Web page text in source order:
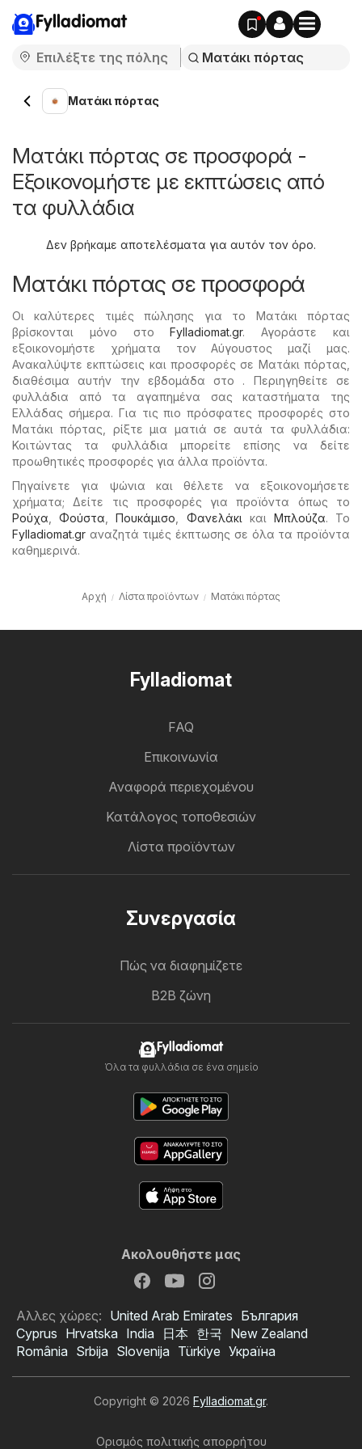
Fylladiomat
Ματάκι πόρτας
Ματάκι πόρτας σε προσφορά -
Εξοικονομήστε με εκπτώσεις από
τα φυλλάδια
Δεν βρήκαμε αποτελέσματα για αυτόν τον όρο.
Ματάκι πόρτας σε προσφορά
Οι καλύτερες τιμές πώλησης για το Ματάκι πόρτας
βρίσκονται μόνο στοFylladiomat.gr. Αγοράστε και
εξοικονομήστε χρήματα τον Αύγουστος μαζί μας.
Ανακαλύψτε εκπτώσεις και προσφορές σε Ματάκι πόρτας,
διαθέσιμα αυτήν την εβδομάδα στο . Περιηγηθείτε σε
φυλλάδια από τα αγαπημένα σας καταστήματα της
Ελλάδας σήμερα. Για τις πιο πρόσφατες προσφορές στο
Ματάκι πόρτας, ρίξτε μια ματιά σε αυτά τα φυλλάδια:
Κοιτώντας τα φυλλάδια μπορείτε επίσης να δείτε
προωθητικές προσφορές για άλλα προϊόντα.
Πηγαίνετε για ψώνια και θέλετε να εξοικονομήσετε
χρήματα; Δείτε τις προσφορές για προϊόντα όπως το
Ρούχα ,Φούστα ,Πουκάμισο Φανελάκι και Μπλούζα. Το
Fylladiomat.gr αναζητά τιμές έκπτωσης σε όλα τα προϊόντα
καθημερινά.
Αρχή Λίστα προϊόντων Ματάκι πόρτας
Fylladiomat
FAQ
Επικοινωνία
Αναφορά περιεχομένου
Κατάλογος τοποθεσιών
Λίστα προϊόντων
Συνεργασία
Πώς να διαφημίζετε
B2B ζώνη
Fylladiomat
Όλα τα φυλλάδια σε ένα σημείο
Ακολουθήστε μας
Αλλες χώρες: United Arab Emirates България
Cyprus Hrvatska India 日本 한국 New Zealand
România Srbija Slovenija Türkiye Україна
Copyright © 2026 Fylladiomat.gr.
Ορισμός πολιτικής απορρήτου